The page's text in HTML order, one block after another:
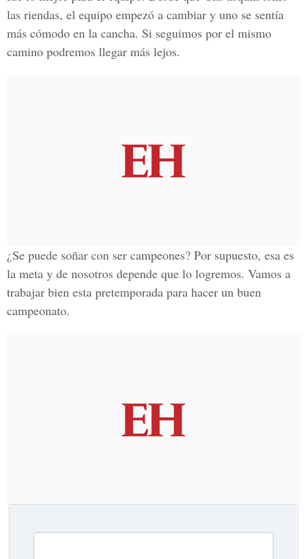
las riendas, el equipo empezó a cambiar y uno se sentía
más cómodo en la cancha. Si seguimos por el mismo
camino podremos llegar más lejos.
¿Se puede soñar con ser campeones? Por supuesto, esa es
la meta y de nosotros depende que lo logremos. Vamos a
trabajar bien esta pretemporada para hacer un buen
campeonato.